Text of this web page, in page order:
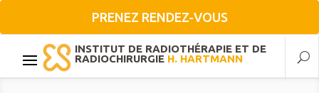
PRENEZ RENDEZ-VOUS
INSTITUT DE RADIOTHÉRAPIE ET DE
RADIOCHIRURGIE H. HARTMANN